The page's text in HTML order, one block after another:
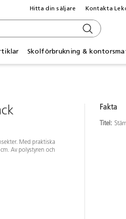
Skolförbrukning &
Hitta din säljare Kontakta
Med praktiska
Av polystyren och
Fakta
Titel: